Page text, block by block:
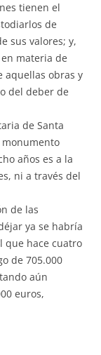
tienen el
de
sus valores; y,
materia de
aquellas obras y
del deber de
de Santa
años es a la
ni a través del
de las
ya se habría
que hace cuatro
de 705.000
aún
euros,